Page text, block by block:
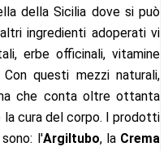
della Sicilia dove si può
ingredienti adoperati vi
erbe officinali, vitamine
questi mezzi naturali,
che conta oltre ottanta
cura del corpo. I prodotti
l'Argiltubo, la Crema